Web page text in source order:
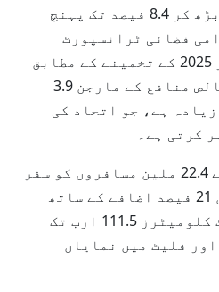
جبکہ منافع کا مارجن بڑھ کر 8.4 فیصد تک پہنچ
فضائی ٹرانسپورٹ
ایسوسی ایشن کے دسمبر 2025 کے تخمینے کے مطابق
عالمی صنعت کے اوسط خالص منافع کے مارجن 3.9
ہے، جو اتحاد کی
کرتی ہے۔
سال کے دوران اتحاد نے 22.4 ملین مسافروں کو سفر
کرایا، جو گنجائش میں 21 فیصد اضافے کے ساتھ
ممکن ہوا۔ دستیاب سیٹ کلومیٹرز 111.5 ارب تک
فلیٹ میں نمایاں